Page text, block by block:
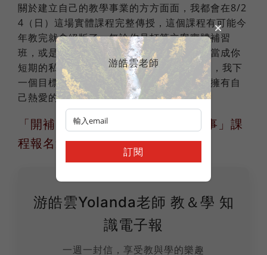
關於建立自己的教學事業的方方面面，我都會在8/2
4（日）這場實體課程完整傳授，這個課程有可能今
年教完就會絕版了，無論你是打算立案實體補習
班，或是建立自已的線上學校，都可以把我當成你
短期的私人教學顧問，雲飛今年就滿10年了，我下
一個目標，就是幫助年輕熱血的老師，也能擁有自
己熱愛的教學事業，並且長遠走10年。
「開補習班之前，你一定要知道的事」課
程報名連結
游皓雲Yolanda老師 教＆學 知
識電子報
一週一封信，享受教與學的樂趣
游皓雲老師
訂閱